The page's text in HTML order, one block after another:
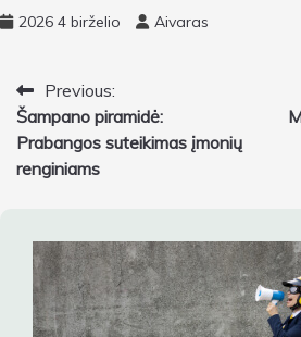
2026 4 birželio Aivaras
Navigacija
tarp
įrašų
Previous:
Šampano piramidė:
Prabangos suteikimas įmonių
renginiams